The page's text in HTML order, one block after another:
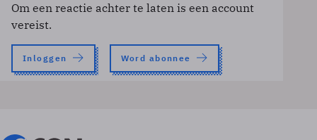
Om een reactie achter te laten is een account
vereist.
Inloggen Word abonnee